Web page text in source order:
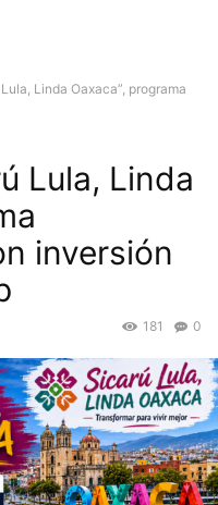
Linda Oaxaca”, programa
Lula, Linda
inversión
0
181